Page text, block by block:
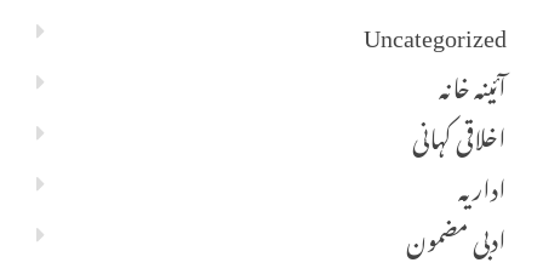
Uncategorized
آئینہ خانہ
اخلاقی کہانی
اداریہ
ادبی مضمون